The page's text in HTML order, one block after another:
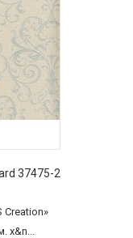
37475-2
Creation»
x&n...